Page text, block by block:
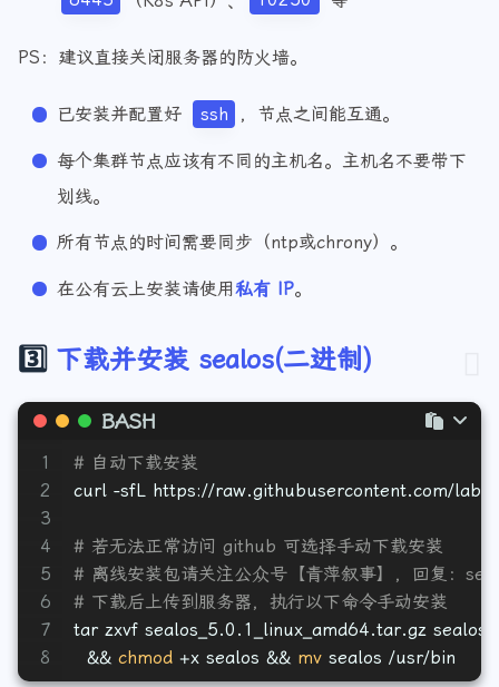
6443
（K8s API）、 10250 等
PS：建议直接关闭服务器的防火墙。
已安装并配置好 ssh ，节点之间能互通。
每个集群节点应该有不同的主机名。主机名不要带下
划线。
所有节点的时间需要同步（ntp或chrony）。
在公有云上安装请使用私有 IP 。
3️⃣ 下载并安装 sealos(二进制)
BASH
1
2
3
4
5
6
7
8
# 自动下载安装
curl -sfL https://raw.githubusercontent.com/
# 若无法正常访问 github 可选择手动下载安装
# 离线安装包请关注公众号【青萍叙事】，回复：
# 下载后上传到服务器，执行以下命令手动安装
tar zxvf sealos_5.0.1_linux_amd64.tar.gz sealos \
  &&
chmod +x sealos && mv sealos /usr/bin